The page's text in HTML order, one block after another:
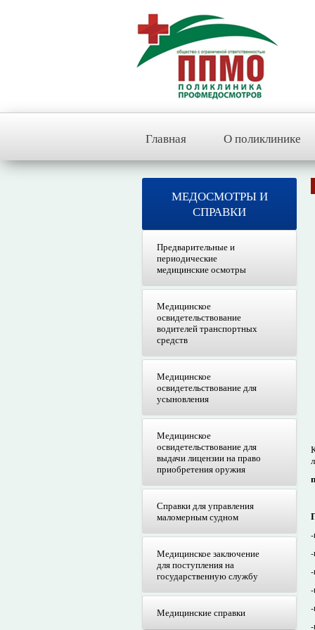
Главная О поликлинике
МЕДОСМОТРЫ И
СПРАВКИ
Предварительные и
периодические
медицинские осмотры
Медицинское
освидетельствование
водителей транспортных
средств
Медицинское
освидетельствование для
усыновления
Медицинское
освидетельствование для
выдачи лицензии на право
приобретения оружия
Справки для управления
маломерным судном
Медицинское заключение
для поступления на
государственную службу
Медицинские справки